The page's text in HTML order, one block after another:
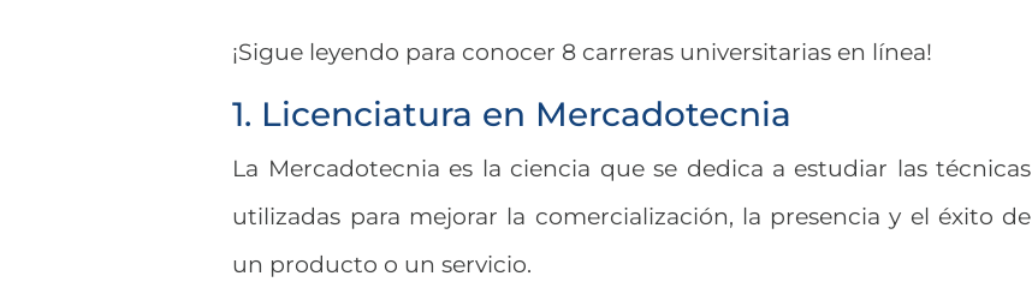
¡Sigue leyendo para conocer 8 carreras universitarias en línea!
1. Licenciatura en Mercadotecnia
La Mercadotecnia es la ciencia que se dedica a estudiar las técnicas
utilizadas para mejorar la comercialización, la presencia y el éxito de
un producto o un servicio.